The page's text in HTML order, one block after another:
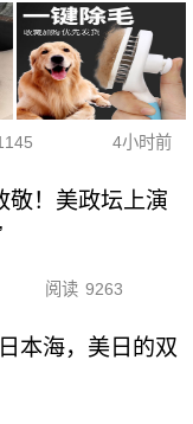
4小时前
敬！美政坛上演
阅读 9263
本海，美日的双